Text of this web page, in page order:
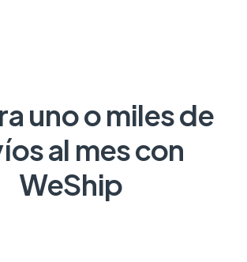
uno o miles de
al mes con
WeShip